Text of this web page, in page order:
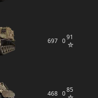
697 091
468 085